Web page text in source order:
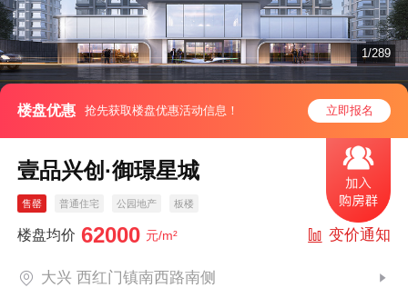
楼盘优惠 抢先获取楼盘优惠活动信息！ 立即报名
1/289
壹品兴创·御璟星城
售罄 普通住宅 公园地产 板楼
楼盘均价 62000 元/m² 变价通知
大兴 西红门镇南西路南侧